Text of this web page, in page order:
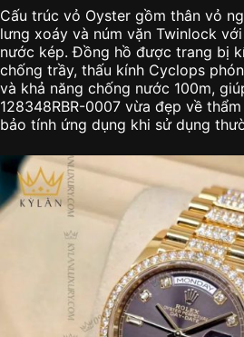
Cấu trúc vỏ Oyster gồm thân vỏ
lưng xoáy và núm vặn Twinlock
nước kép. Đồng hồ được trang bị
chống trầy, thấu kính Cyclops
và khả năng chống nước 100m,
128348RBR-0007 vừa đẹp về
bảo tính ứng dụng khi sử dụng